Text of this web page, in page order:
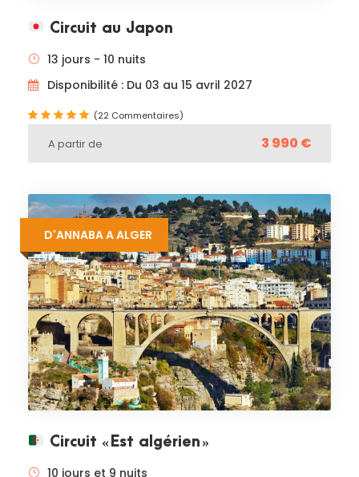
Circuit au Japon
13 jours - 10 nuits
Disponibilité : Du 03 au 15 avril 2027
(22 Commentaires)
A partir de 3 990 €
D'ANNABA A ALGER
Circuit « Est algérien »
10 jours et 9 nuits